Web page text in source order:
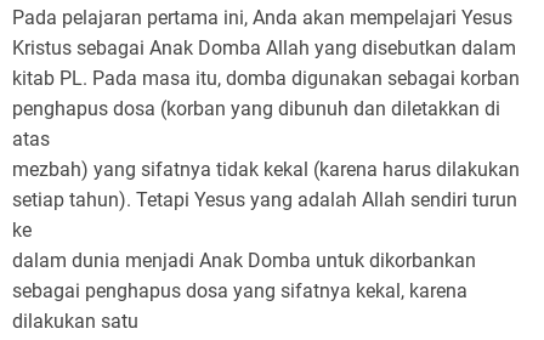
Pada pelajaran pertama ini, Anda akan mempelajari Yesus
Kristus sebagai Anak Domba Allah yang disebutkan dalam
kitab PL. Pada masa itu, domba digunakan sebagai korban
penghapus dosa (korban yang dibunuh dan diletakkan di
atas
mezbah) yang sifatnya tidak kekal (karena harus dilakukan
setiap tahun). Tetapi Yesus yang adalah Allah sendiri turun
ke
dalam dunia menjadi Anak Domba untuk dikorbankan
sebagai penghapus dosa yang sifatnya kekal, karena
dilakukan satu